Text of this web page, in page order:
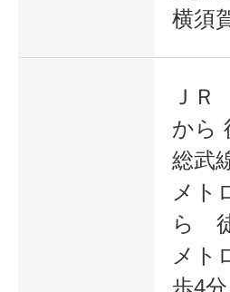
横須
Ｊ
から
総武
メト
ら
メ
歩4